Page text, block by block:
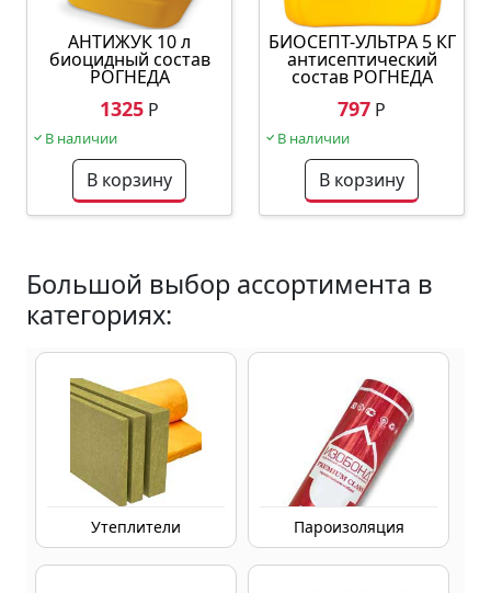
АНТИЖУК 10 л
биоцидный состав
РОГНЕДА
1325 Р
В наличии
В корзину
БИОСЕПТ-УЛЬТРА 5 КГ
антисептический
состав РОГНЕДА
797 Р
В наличии
В корзину
Большой выбор ассортимента в
категориях:
Утеплители Пароизоляция